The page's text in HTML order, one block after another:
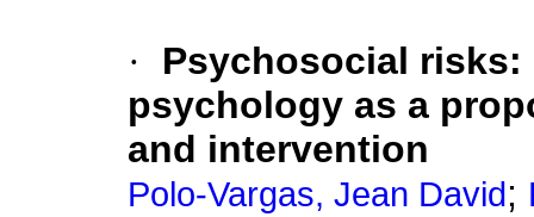
·
Psychosocial
psychology as a
and intervention
Polo-Vargas, Jean David ;